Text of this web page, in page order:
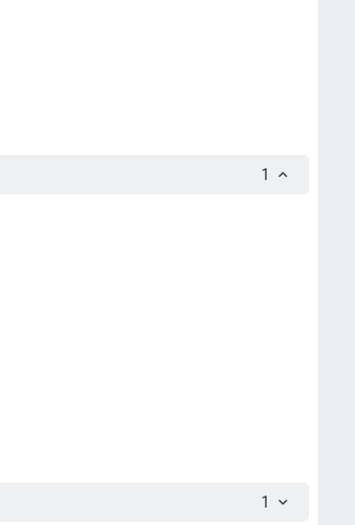
1
1